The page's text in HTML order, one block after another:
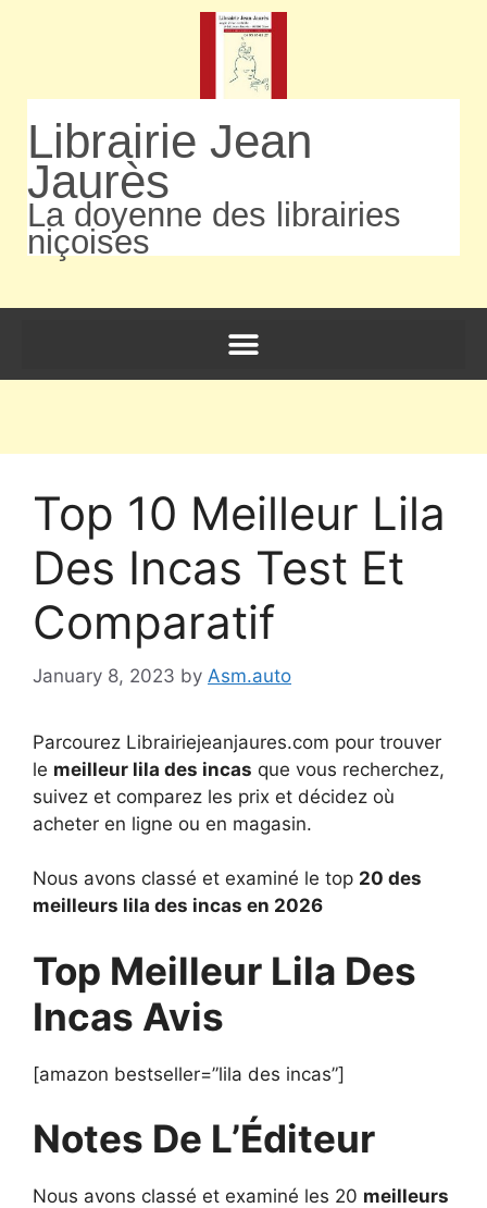
Librairie Jean
Jaurès
La doyenne des librairies
niçoises
Top 10 Meilleur Lila
Des Incas Test Et
Comparatif
January 8, 2023 by Asm.auto
Parcourez Librairiejeanjaures.com pour trouver
le meilleur lila des incas que vous recherchez,
suivez et comparez les prix et décidez où
acheter en ligne ou en magasin.
Nous avons classé et examiné le top 20 des
meilleurs lila des incas en 2026
Top Meilleur Lila Des
Incas Avis
[amazon bestseller=”lila des incas”]
Notes De L’Éditeur
Nous avons classé et examiné les 20 meilleurs